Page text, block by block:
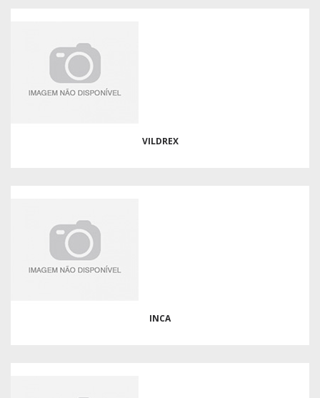
VILDREX
INCA